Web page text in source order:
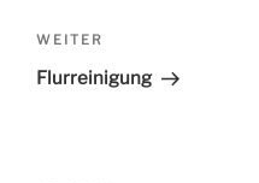
Nächster
Beitrag
WEITER
Flurreinigung